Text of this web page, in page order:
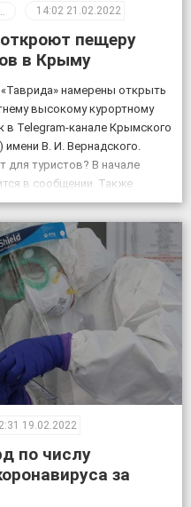
14:02 21.02.2022
пещеру
в Крыму
намерены открыть
высокому курортному
в Telegram-канале Крымского
имени В. И. Вернадского.
для туристов? В начале
в сообщении. Также
будет полностью
грунтов и камней […]
19.02.2022
по числу
за